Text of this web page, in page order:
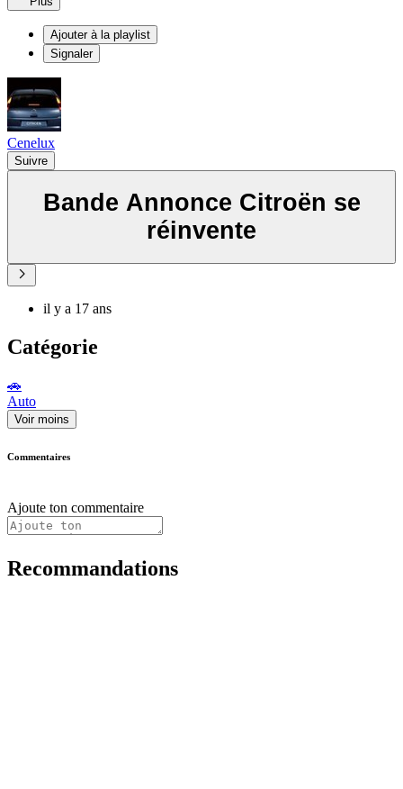
Ajouter à la playlist
Signaler
Cenelux
Suivre
Bande Annonce Citroën se
réinvente
il y a 17 ans
Catégorie
🚗
Auto
Voir moins
Commentaires
Ajoute ton commentaire
Recommandations